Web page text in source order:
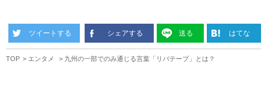
ツイートする シェアする 送る はてな
TOP エンタメ 九州の一部でのみ通じる言葉「リバテープ」とは？